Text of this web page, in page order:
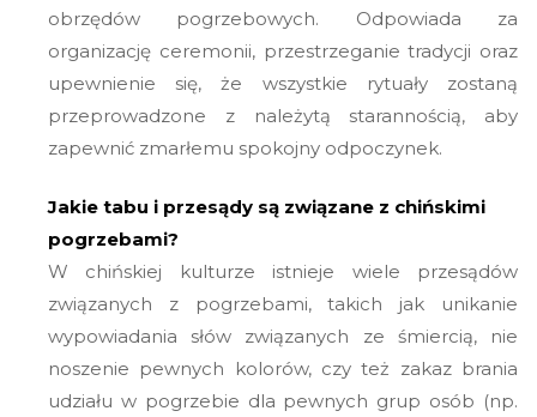
obrzędów pogrzebowych. Odpowiada za
organizację ceremonii, przestrzeganie tradycji oraz
upewnienie się, że wszystkie rytuały zostaną
przeprowadzone z należytą starannością, aby
zapewnić zmarłemu spokojny odpoczynek.
Jakie tabu i przesądy są związane z chińskimi
pogrzebami?
W chińskiej kulturze istnieje wiele przesądów
związanych z pogrzebami, takich jak unikanie
wypowiadania słów związanych ze śmiercią, nie
noszenie pewnych kolorów, czy też zakaz brania
udziału w pogrzebie dla pewnych grup osób (np.